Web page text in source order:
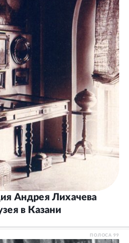
Андрея Лихачева
в Казани
ПОЛОСА99